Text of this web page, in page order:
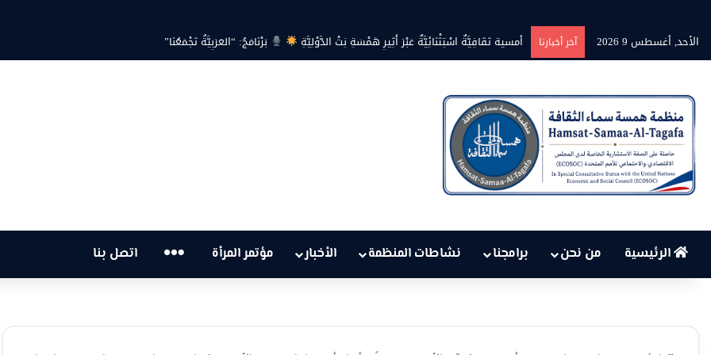
الأحد, أغسطس 9 2026
آخر أخبارنا بين حرارة السماء وعجز البنية التحتية… هل أصبحت أزمة الكهرباء في تونس تهدد الحق في الحياة؟
الرئيسية من نحن برامجنا نشاطات المنظمة الأخبار مؤتمر المرأة … اتصل بنا